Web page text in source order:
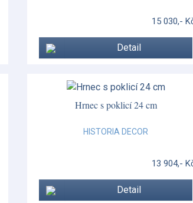
15 030,-
Detail
Hrnec s poklicí 24 cm
HISTORIA DECOR
13 904,-
Detail